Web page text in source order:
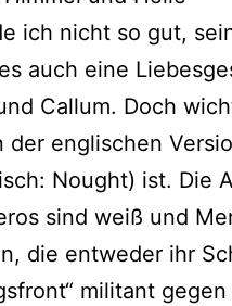
ich nicht so gut,
auch eine
Callum. Doch
der eng­li­schen
Nought) ist. Die
sind weiß und
die ent­we­der ihr
mili­tant gegen